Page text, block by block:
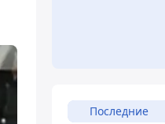
Последние